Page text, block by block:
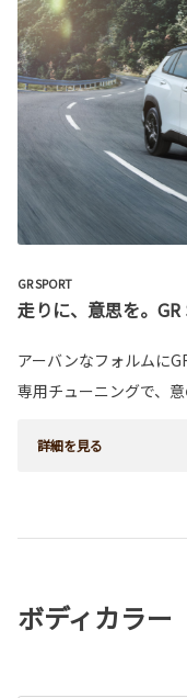
GR SPORT
走りに、意思を。GR
アーバンなフォルムに
専用チューニングで、
詳細を見る
ボディカラー